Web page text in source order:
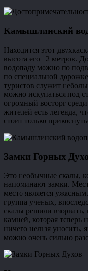
Камышлинский
Находится этот
высота его 12 метров.
водопаду можно по
по специальной
туристов служит
можно искупаться под
огромный восторг
жителей есть легенда,
стоит только
Замки Горных
Это необычные скалы,
напоминают замки.
место является
группа ученых,
скалы решили взорвать,
камней, которая теперь
ничего нельзя уносить,
можно очень сильно